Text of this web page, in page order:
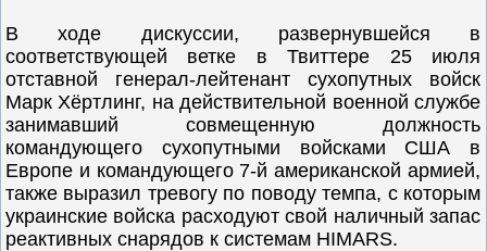
В ходе дискуссии, развернувшейся в
соответствующей ветке в Твиттере 25 июля
отставной генерал-лейтенант сухопутных войск
Марк Хёртлинг, на действительной военной службе
занимавший совмещенную должность
командующего сухопутными войсками США в
Европе и командующего 7-й американской армией,
также выразил тревогу по поводу темпа, с которым
украинские войска расходуют свой наличный запас
реактивных снарядов к системам HIMARS.